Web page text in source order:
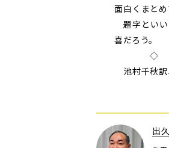
面白くまと
題字といい
喜だろう。
◇
池村千秋訳
出